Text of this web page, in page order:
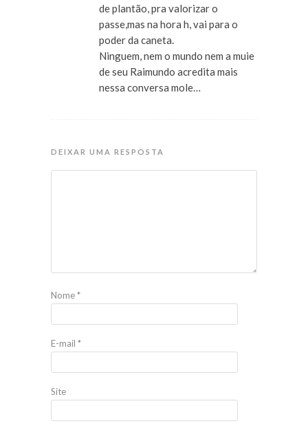
de plantão, pra valorizar o
passe,mas na hora h, vai para o
poder da caneta.
Ninguem, nem o mundo nem a muie
de seu Raimundo acredita mais
nessa conversa mole…
DEIXAR UMA RESPOSTA
Nome*
E-mail *
Site